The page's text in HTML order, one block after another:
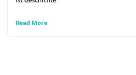
Read More